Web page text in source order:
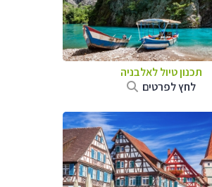
תכנון טיול לאלבניה
לחץ לפרטים